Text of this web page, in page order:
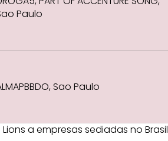
Paulo
Sao Paulo
a empresas sediadas no Brasil